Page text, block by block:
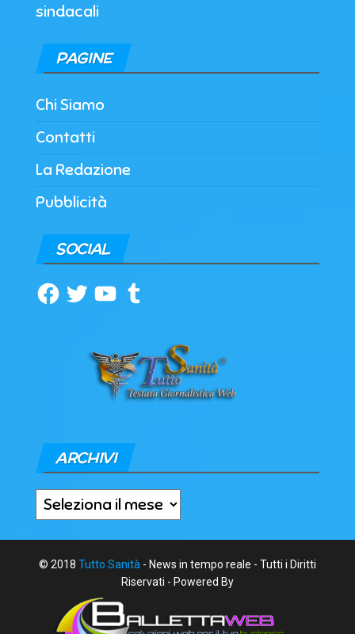
sindacali
PAGINE
Chi Siamo
Contatti
La Redazione
Pubblicità
SOCIAL
Facebook
TwitterYouTubeTumblr
ARCHIVI
Archivi
© 2018 Tutto Sanità - News in tempo reale - Tutti i Diritti
Riservati - Powered By